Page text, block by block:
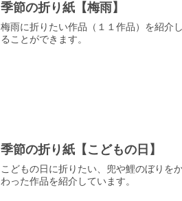
季節の折り紙【梅雨】
梅雨に折りたい作品（１１作品）を紹介
ることができます。
季節の折り紙【こどもの日】
こどもの日に折りたい、兜や鯉のぼりを
わった作品を紹介しています。